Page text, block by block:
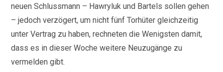
neuen Schlussmann – Hawryluk und Bartels sollen gehen
– jedoch verzögert, um nicht fünf Torhüter gleichzeitig
unter Vertrag zu haben, rechneten die Wenigsten damit,
dass es in dieser Woche weitere Neuzugänge zu
vermelden gibt.